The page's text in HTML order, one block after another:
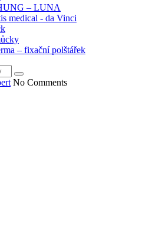
– LUNA
medical - da Vinci
– fixační polštářek
No Comments